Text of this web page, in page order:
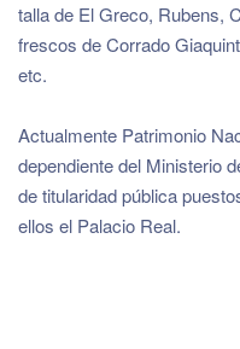
talla de El Greco, Rubens,
frescos de Corrado
etc.
Actualmente Patrimonio
dependiente del Ministerio
de titularidad pública
ellos el Palacio Real.